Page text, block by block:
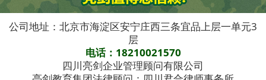
公司地址：北京市海淀区安宁庄西三条宜品上层一单元3
层
电话：18210021570
四川亮剑企业管理顾问有限公司